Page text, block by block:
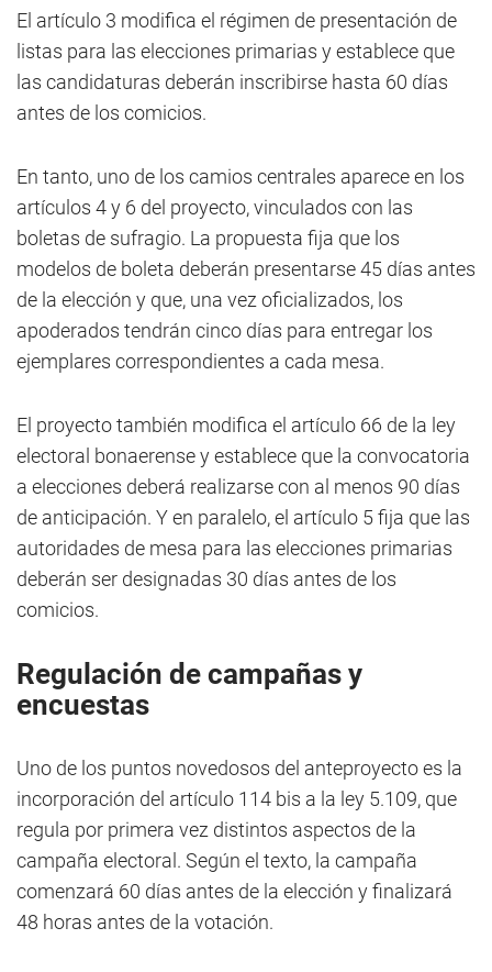
El artículo 3 modifica el régimen de presentación de
listas para las elecciones primarias y establece que
las candidaturas deberán inscribirse hasta 60 días
antes de los comicios.
En tanto, uno de los camios centrales aparece en los
artículos 4 y 6 del proyecto, vinculados con las
boletas de sufragio. La propuesta fija que los
modelos de boleta deberán presentarse 45 días antes
de la elección y que, una vez oficializados, los
apoderados tendrán cinco días para entregar los
ejemplares correspondientes a cada mesa.
El proyecto también modifica el artículo 66 de la ley
electoral bonaerense y establece que la convocatoria
a elecciones deberá realizarse con al menos 90 días
de anticipación. Y en paralelo, el artículo 5 fija que las
autoridades de mesa para las elecciones primarias
deberán ser designadas 30 días antes de los
comicios.
Regulación de campañas y
encuestas
Uno de los puntos novedosos del anteproyecto es la
incorporación del artículo 114 bis a la ley 5.109, que
regula por primera vez distintos aspectos de la
campaña electoral. Según el texto, la campaña
comenzará 60 días antes de la elección y finalizará
48 horas antes de la votación.